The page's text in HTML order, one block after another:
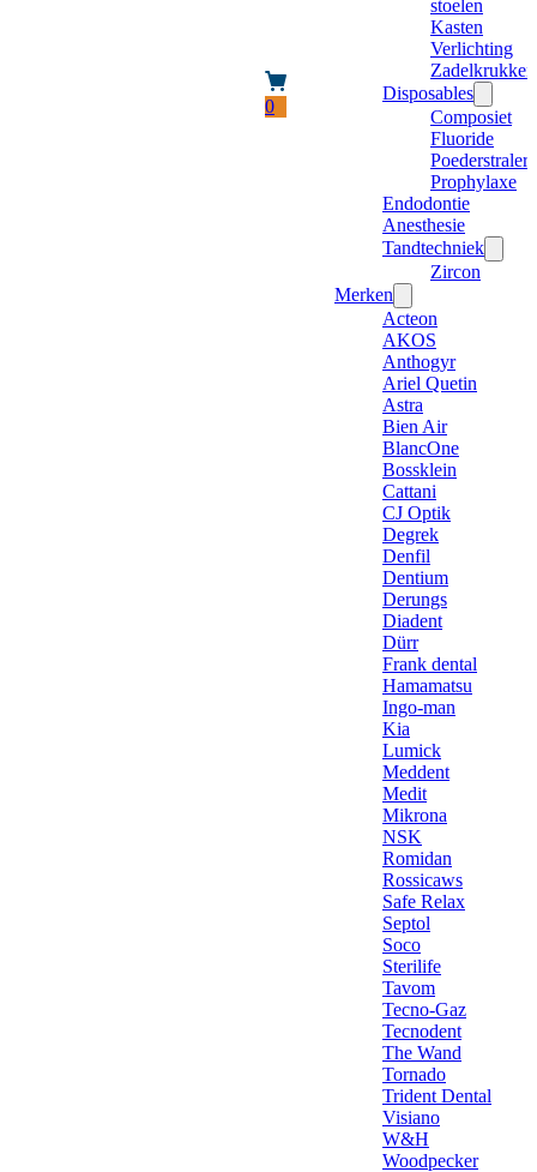
0
stoelen
Kasten
Verlichting
Zadelkrukken
Disposables
Composiet
Fluoride
Poederstraler
Prophylaxe
Endodontie
Anesthesie
Tandtechniek
Zircon
Merken
Acteon
AKOS
Anthogyr
Ariel Quetin
Astra
Bien Air
BlancOne
Bossklein
Cattani
CJ Optik
Degrek
Denfil
Dentium
Derungs
Diadent
Dürr
Frank dental
Hamamatsu
Ingo-man
Kia
Lumick
Meddent
Medit
Mikrona
NSK
Romidan
Rossicaws
Safe Relax
Septol
Soco
Sterilife
Tavom
Tecno-Gaz
Tecnodent
The Wand
Tornado
Trident Dental
Visiano
W&H
Woodpecker